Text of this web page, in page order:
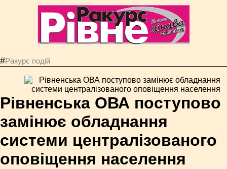
#Ракурс подій
Рівненська ОВА поступово
замінює обладнання
системи централізованого
оповіщення населення